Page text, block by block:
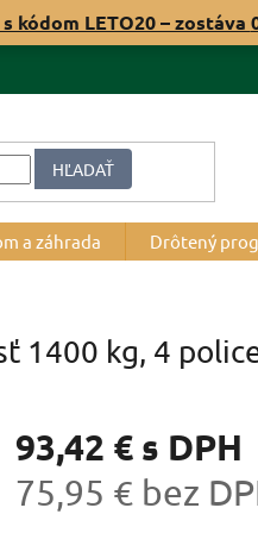
kódom LETO20 – zostáva
HĽADAŤ
a záhrada Drôtený
1400 kg, 4
93,42 € s DPH
75,95 € bez